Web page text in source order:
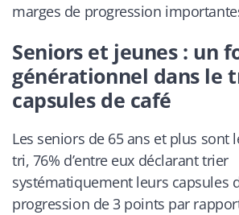
marges de progression
Seniors et jeunes : un
générationnel dans le
capsules de café
Les seniors de 65 ans et plus sont
tri, 76% d’entre eux déclarant trier
systématiquement leurs capsules
progression de 3 points par